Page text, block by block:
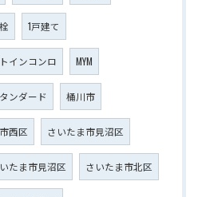
1戸建て
インコンロ MYM
ンダード 桶川市
西区 さいたま市見沼区
たま市見沼区 さいたま市北区